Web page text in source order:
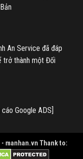
An Service đã đáp
trở thành một Đối
Google ADS]
- manhan.vn Thank to: